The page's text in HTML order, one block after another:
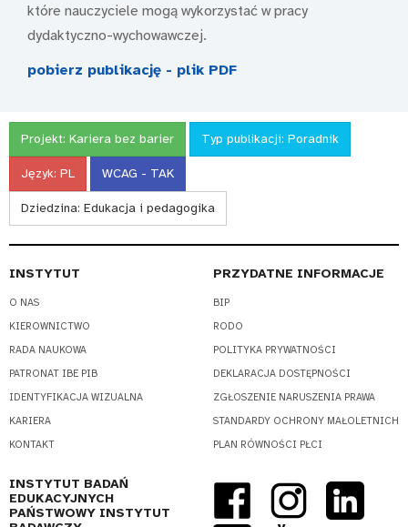
które nauczyciele mogą wykorzystać w pracy
dydaktyczno-wychowawczej.
pobierz publikację - plik PDF
Projekt: Kariera bez barier Typ publikacji: Poradnik
Język: PL WCAG - TAK
Dziedzina: Edukacja i pedagogika
INSTYTUT
O NAS
KIEROWNICTWO
RADA NAUKOWA
PATRONAT IBE PIB
IDENTYFIKACJA WIZUALNA
KARIERA
KONTAKT
PRZYDATNE INFORMACJE
BIP
RODO
POLITYKA PRYWATNOŚCI
DEKLARACJA DOSTĘPNOŚCI
ZGŁOSZENIE NARUSZENIA PRAWA
STANDARDY OCHRONY MAŁOLETNICH
PLAN RÓWNOŚCI PŁCI
INSTYTUT BADAŃ
EDUKACYJNYCH
PAŃSTWOWY INSTYTUT